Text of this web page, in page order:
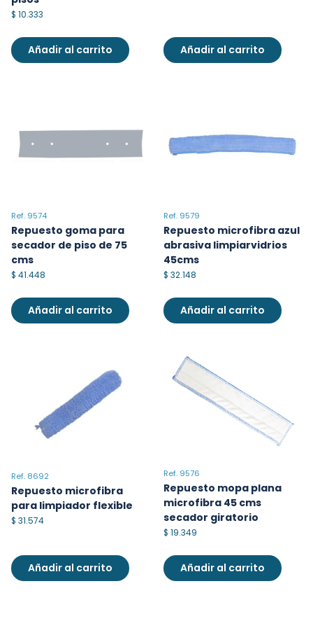
$ 10.333
Añadir al carrito Añadir al carrito
Ref. 9574
Repuesto goma para
secador de piso de 75
cms
$ 41.448
Añadir al carrito
Ref. 9579
Repuesto microfibra azul
abrasiva limpiarvidrios
45cms
$ 32.148
Añadir al carrito
Ref. 8692
Repuesto microfibra
para limpiador flexible
$ 31.574
Añadir al carrito
Ref. 9576
Repuesto mopa plana
microfibra 45 cms
secador giratorio
$ 19.349
Añadir al carrito